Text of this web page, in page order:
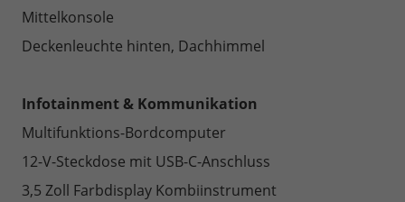
Mittelkonsole
Deckenleuchte hinten, Dachhimmel
Infotainment & Kommunikation
Multifunktions-Bordcomputer
12-V-Steckdose mit USB-C-Anschluss
3,5 Zoll Farbdisplay Kombiinstrument